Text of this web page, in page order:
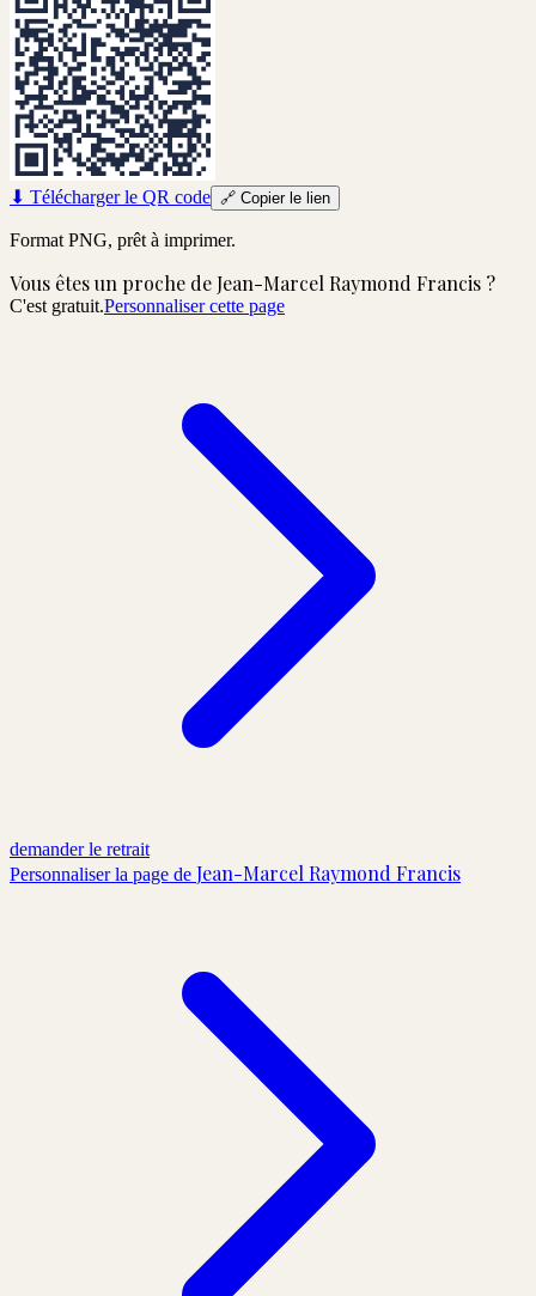
⬇ Télécharger le QR code 🔗 Copier le lien
Format PNG, prêt à imprimer.
Vous êtes un proche de Jean-Marcel Raymond Francis ?
C'est gratuit.Personnaliser cette page
demander le retrait
Personnaliser la page de Jean-Marcel Raymond Francis